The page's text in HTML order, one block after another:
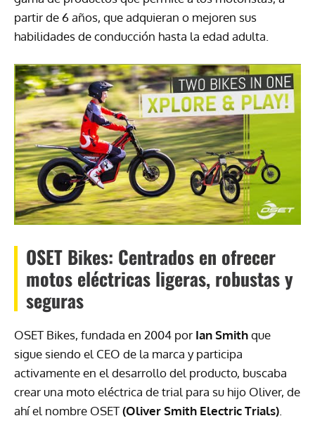
partir de 6 años, que adquieran o mejoren sus
habilidades de conducción hasta la edad adulta.
OSET Bikes: Centrados en ofrecer
motos eléctricas ligeras, robustas y
seguras
OSET Bikes, fundada en 2004 por Ian Smithque
sigue siendo el CEO de la marca y participa
activamente en el desarrollo del producto, buscaba
crear una moto eléctrica de trial para su hijo Oliver, de
ahí el nombre OSET(Oliver Smith Electric Trials).